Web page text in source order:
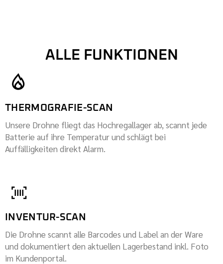
ALLE FUNKTIONEN
THERMOGRAFIE-SCAN
Unsere Drohne fliegt das Hochregallager ab, scannt jede
Batterie auf ihre Temperatur und schlägt bei
Auffälligkeiten direkt Alarm.
INVENTUR-SCAN
Die Drohne scannt alle Barcodes und Label an der Ware
und dokumentiert den aktuellen Lagerbestand inkl. Foto
im Kundenportal.